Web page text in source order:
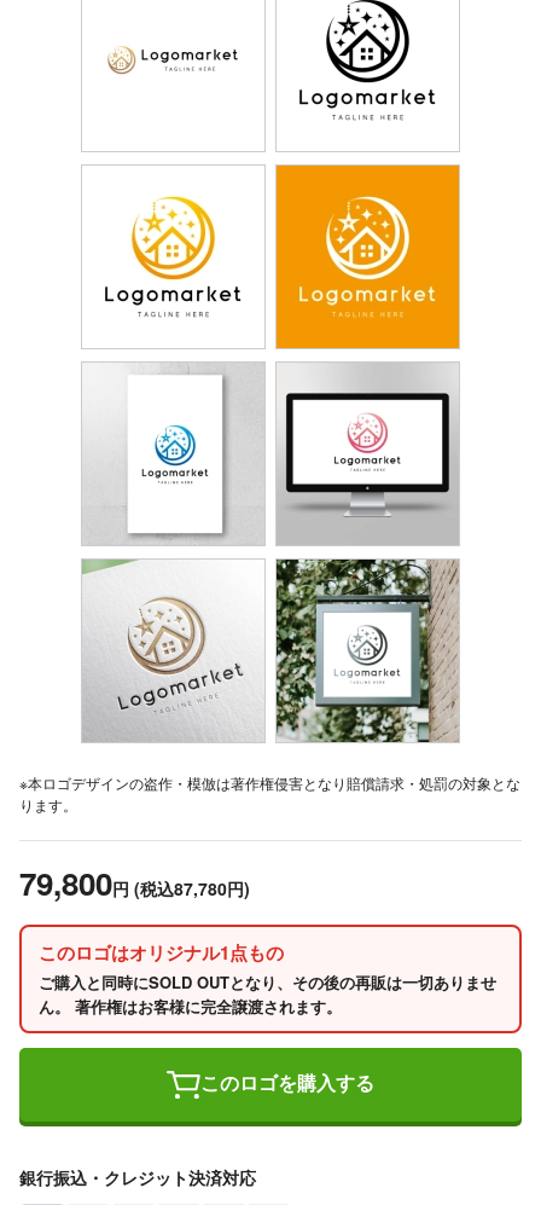
※本ロゴデザインの盗作・模倣は著作権侵害となり賠償請求・処罰の対象とな
ります。
79,800円 (税込87,780円)
このロゴはオリジナル1点もの
ご購入と同時にSOLD OUTとなり、その後の再販は一切ありませ
ん。 著作権はお客様に完全譲渡されます。
このロゴを購入する
銀行振込・クレジット決済対応